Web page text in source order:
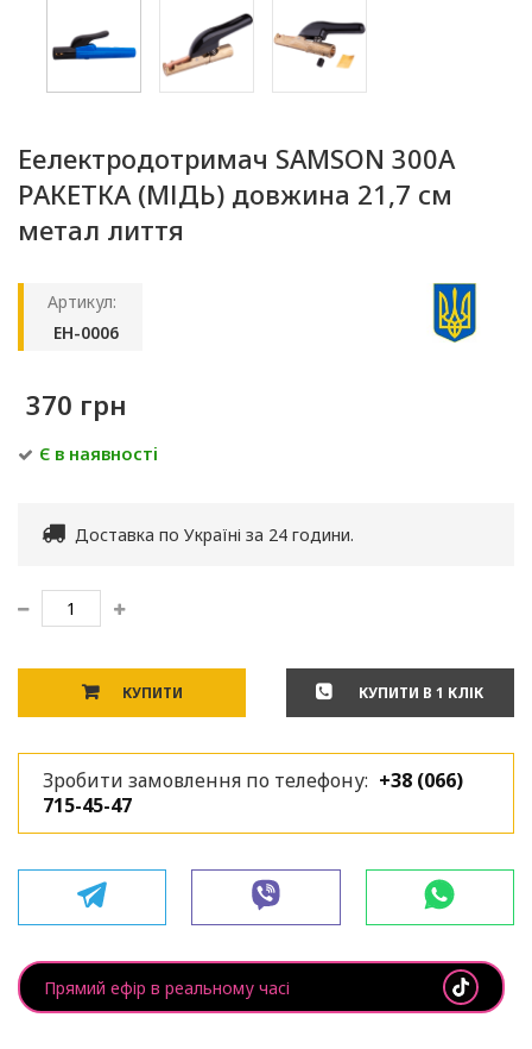
Еелектродотримач SAMSON 300A
РАКЕТКА (МІДЬ) довжина 21,7 см
метал лиття
Артикул:
EH-0006
370 грн
Є в наявності
Доставка по Україні за 24 години.
КУПИТИ КУПИТИ В 1 КЛІК
Зробити замовлення по телефону: +38 (066)
715-45-47
Прямий ефір в реальному часі